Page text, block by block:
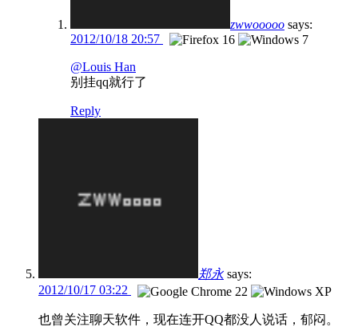
zwwooooo says:
2012/10/18 20:57
@Louis Han
别挂qq就行了
Reply
郑永 says:
2012/10/17 03:22
也曾关注聊天软件，现在连开QQ都没人说话，郁闷。